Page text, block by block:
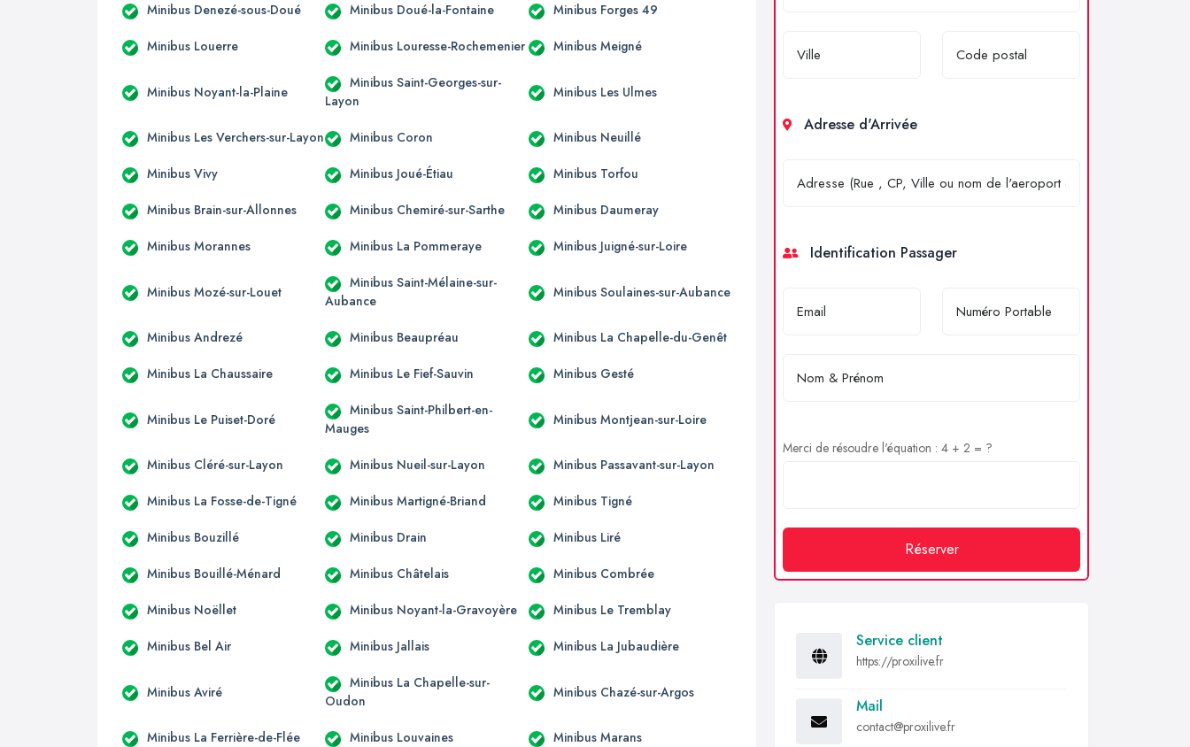
Minibus Denezé-sous-Doué Minibus Doué-la-Fontaine Minibus Forges 49
Minibus Louerre Minibus Louresse-Rochemenier Minibus Meigné
Minibus Noyant-la-Plaine
Minibus Saint-Georges-sur-
Layon
Minibus Les Ulmes
Minibus Les Verchers-sur-Layon Minibus Coron Minibus Neuillé
Minibus Vivy Minibus Joué-Étiau Minibus Torfou
Minibus Brain-sur-Allonnes Minibus Chemiré-sur-Sarthe Minibus Daumeray
Minibus Morannes Minibus La Pommeraye Minibus Juigné-sur-Loire
Minibus Mozé-sur-Louet
Minibus Saint-Mélaine-sur-
Aubance
Minibus Soulaines-sur-Aubance
Minibus Andrezé Minibus Beaupréau Minibus La Chapelle-du-Genêt
Minibus La Chaussaire Minibus Le Fief-Sauvin Minibus Gesté
Minibus Le Puiset-Doré
Minibus Saint-Philbert-en-
Mauges
Minibus Montjean-sur-Loire
Minibus Cléré-sur-Layon Minibus Nueil-sur-Layon Minibus Passavant-sur-Layon
Minibus La Fosse-de-Tigné Minibus Martigné-Briand Minibus Tigné
Minibus Bouzillé Minibus Drain Minibus Liré
Minibus Bouillé-Ménard Minibus Châtelais Minibus Combrée
Minibus Noëllet Minibus Noyant-la-Gravoyère Minibus Le Tremblay
Minibus Bel Air Minibus Jallais Minibus La Jubaudière
Minibus Aviré
Minibus La Chapelle-sur-
Oudon
Minibus Chazé-sur-Argos
Minibus La Ferrière-de-Flée Minibus Louvaines Minibus Marans
Adresse d'Arrivée
Identification Passager
Merci de résoudre l'équation : 4 + 2 = ?
Réserver
Service client
https://proxilive.fr
Mail
contact@proxilive.fr